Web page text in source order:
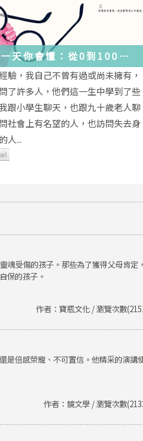
天你會懂：從0到100
學會的人生大事，都在這
的小事裡了
驗，我自己不曾有過或尚未擁有，
了許多人，他們這一生中學到了些
跟小學生聊天，也跟九十歲老人聊
社會上有名望的人，也訪問失去身
人...
魂受傷的孩子。那些為了獲得父母肯定
保的孩子。
作者：寶瓶文化 / 瀏覽次數
是倍感榮寵、不可置信。他精采的演講
作者：鏡文學 / 瀏覽次數